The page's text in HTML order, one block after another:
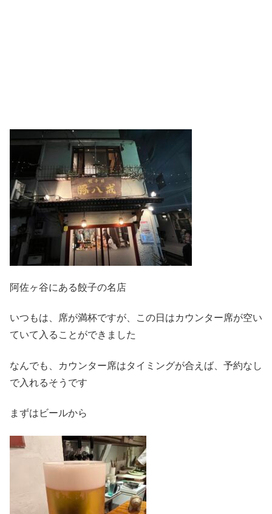
阿佐ヶ谷にある餃子の名店
いつもは、席が満杯ですが、この日はカウンター席が空い
ていて入ることができました
なんでも、カウンター席はタイミングが合えば、予約なし
で入れるそうです
まずはビールから